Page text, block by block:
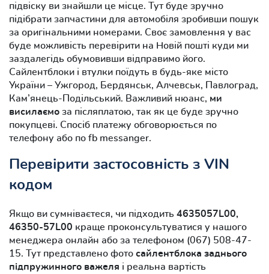
підвіску ви знайшли це місце. Тут буде зручно
підібрати запчастини для автомобіля зробивши пошук
за оригінальними номерами. Своє замовлення у вас
буде можливість перевірити на Новій пошті куди ми
заздалегідь обумовивши відправимо його.
Сайлентблоки і втулки поїдуть в будь-яке місто
України – Ужгород, Бердянськ, Алчевськ, Павлоград,
Кам’янець-Подільський. Важливий нюанс, ми
висилаємо за післяплатою, так як це буде зручно
покупцеві. Спосіб платежу обговорюється по
телефону або по fb messanger.
Перевірити застосовність з VIN
кодом
Якщо ви сумніваєтеся, чи підходить 4635057L00,
46350-57L00 краще проконсультуватися у нашого
менеджера онлайн або за телефоном (067) 508-47-
15. Тут представлено фото сайлентблока заднього
підпружинного важеля і реальна вартість